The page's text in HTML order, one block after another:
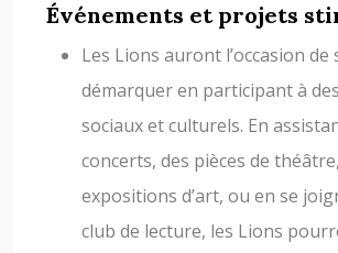
Événements et projets
Les Lions auront l’occasion de
démarquer en participant à
sociaux et culturels. En
concerts, des pièces de
expositions d’art, ou en se
club de lecture, les Lions